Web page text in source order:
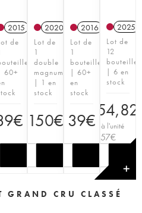
2015
de
60+
€
2020 T
Lot de
1
double
magnum
| 1 en
stock
150€
2016
Lot de
1
bouteille
| 60+
en
stock
39€
2025
Lot de
12
bouteilles
| 6 en
stock
354,82
Prix à l'unité
29,57€
✕
GRAND CRU CLASSÉ